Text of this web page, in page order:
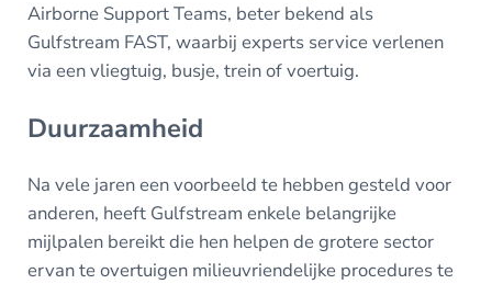
Airborne Support Teams, beter bekend als
Gulfstream FAST, waarbij experts service verlenen
via een vliegtuig, busje, trein of voertuig.
Duurzaamheid
Na vele jaren een voorbeeld te hebben gesteld voor
anderen, heeft Gulfstream enkele belangrijke
mijlpalen bereikt die hen helpen de grotere sector
ervan te overtuigen milieuvriendelijke procedures te